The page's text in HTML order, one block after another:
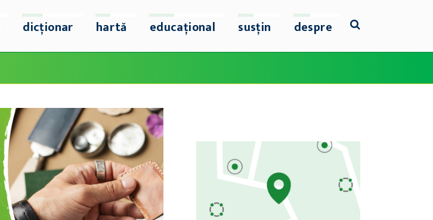
dicționar hartă educațional susțin despre